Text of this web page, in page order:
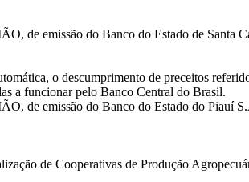
de emissão do Banco do Estado de Santa
o descumprimento de preceitos
a funcionar pelo Banco Central do Brasil.
de emissão do Banco do Estado do Piauí
de Cooperativas de Produção